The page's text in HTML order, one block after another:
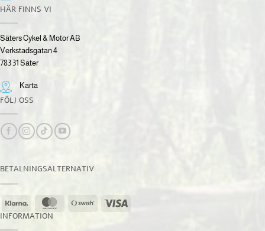
HÄR FINNS VI
Säters Cykel & Motor AB
Verkstadsgatan 4
783 31 Säter
Karta
FÖLJ OSS
BETALNINGSALTERNATIV
Klarna MasterCardSwish
INFORMATION